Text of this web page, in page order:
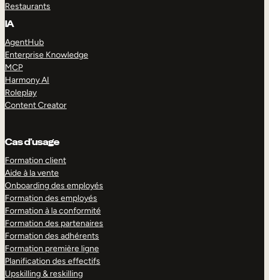
Restaurants
IA
AgentHub
Enterprise Knowledge
MCP
Harmony AI
Roleplay
Content Creator
Cas d’usage
Formation client
Aide à la vente
Onboarding des employés
Formation des employés
Formation à la conformité
Formation des partenaires
Formation des adhérents
Formation première ligne
Planification des effectifs
Upskilling & reskilling